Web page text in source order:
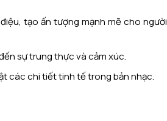
tạo ấn tượng mạnh mẽ cho người
sự trung thực và cảm xúc.
các chi tiết tinh tế trong bản nhạc.